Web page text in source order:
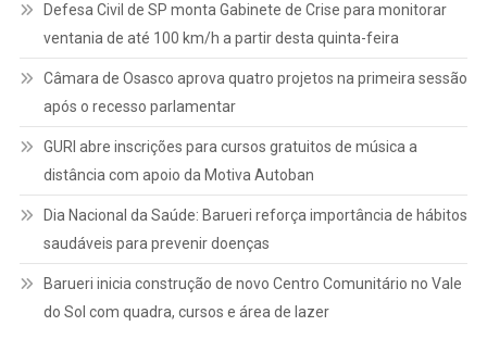
Defesa Civil de SP monta Gabinete de Crise para monitorar
ventania de até 100 km/h a partir desta quinta-feira
Câmara de Osasco aprova quatro projetos na primeira sessão
após o recesso parlamentar
GURI abre inscrições para cursos gratuitos de música a
distância com apoio da Motiva Autoban
Dia Nacional da Saúde: Barueri reforça importância de hábitos
saudáveis para prevenir doenças
Barueri inicia construção de novo Centro Comunitário no Vale
do Sol com quadra, cursos e área de lazer